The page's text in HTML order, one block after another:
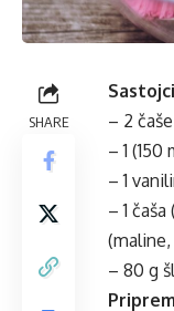
SHARE
– 2
– 1
– 1
– 1
– 80 g